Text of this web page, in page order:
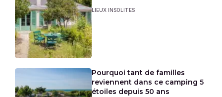
LIEUX INSOLITES
Pourquoi tant de familles
reviennent dans ce camping 5
étoiles depuis 50 ans